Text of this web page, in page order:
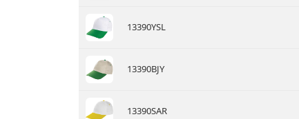
13390YSL
13390BJY
13390SAR